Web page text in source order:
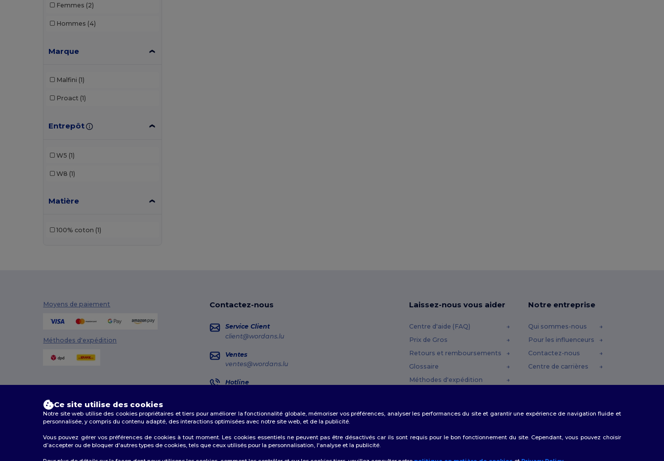
Femmes (2)
Hommes (4)
Marque
Malfini (1)
Proact (1)
Entrepôt
W5 (1)
W8 (1)
Matière
100% coton (1)
Moyens de paiement
Méthodes d'expédition
Contactez-nous
Service Client
client@wordans.lu
Ventes
ventes@wordans.lu
Hotline
Suivi de commande
Laissez-nous vous aider
Centre d'aide (FAQ)
Prix de Gros
Retours et remboursements
Glossaire
Méthodes d'expédition
Notre entreprise
Qui sommes-nous
Pour les influenceurs
Contactez-nous
Centre de carrières
Ce site utilise des cookies
Notre site web utilise des cookies propriétaires et tiers pour améliorer la fonctionnalité globale, mémoriser vos préférences, analyser les performances du site et garantir une expérience de navigation fluide et
personnalisée, y compris du contenu adapté, des interactions optimisées avec notre site web, et de la publicité.
Vous pouvez gérer vos préférences de cookies à tout moment. Les cookies essentiels ne peuvent pas être désactivés car ils sont requis pour le bon fonctionnement du site. Cependant, vous pouvez choisir
d’accepter ou de bloquer d'autres types de cookies, tels que ceux utilisés pour la personnalisation, l'analyse et la publicité.